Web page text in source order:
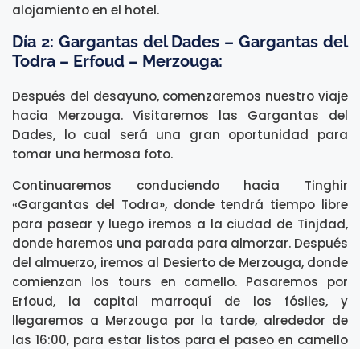
alojamiento en el hotel.
Día 2: Gargantas del Dades – Gargantas del
Todra – Erfoud – Merzouga:
Después del desayuno, comenzaremos nuestro viaje
hacia Merzouga. Visitaremos las Gargantas del
Dades, lo cual será una gran oportunidad para
tomar una hermosa foto.
Continuaremos conduciendo hacia Tinghir
«Gargantas del Todra», donde tendrá tiempo libre
para pasear y luego iremos a la ciudad de Tinjdad,
donde haremos una parada para almorzar. Después
del almuerzo, iremos al Desierto de Merzouga, donde
comienzan los tours en camello. Pasaremos por
Erfoud, la capital marroquí de los fósiles, y
llegaremos a Merzouga por la tarde, alrededor de
las 16:00, para estar listos para el paseo en camello